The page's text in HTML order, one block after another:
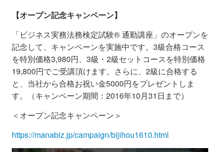
【オープン記念キャンペーン】
「ビジネス実務法務検定試験® 通勤講座」のオープンを
記念して、キャンペーンを実施中です。3級合格コース
を特別価格3,980円、3級・2級セットコースを特別価格
19,800円でご受講頂けます。さらに、2級に合格する
と、当社から合格お祝い金5000円をプレゼントしま
す。
（キャンペーン期間：2016年10月31日まで）
＜オープン記念キャンペーン＞
https://manabiz.jp/campaign/bijihou1610.html